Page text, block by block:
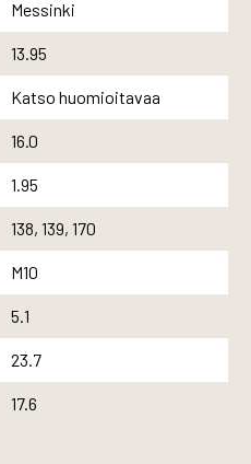
Messinki
13.95
Katso huomioitavaa
16.0
1.95
138, 139, 170
M10
5.1
23.7
17.6